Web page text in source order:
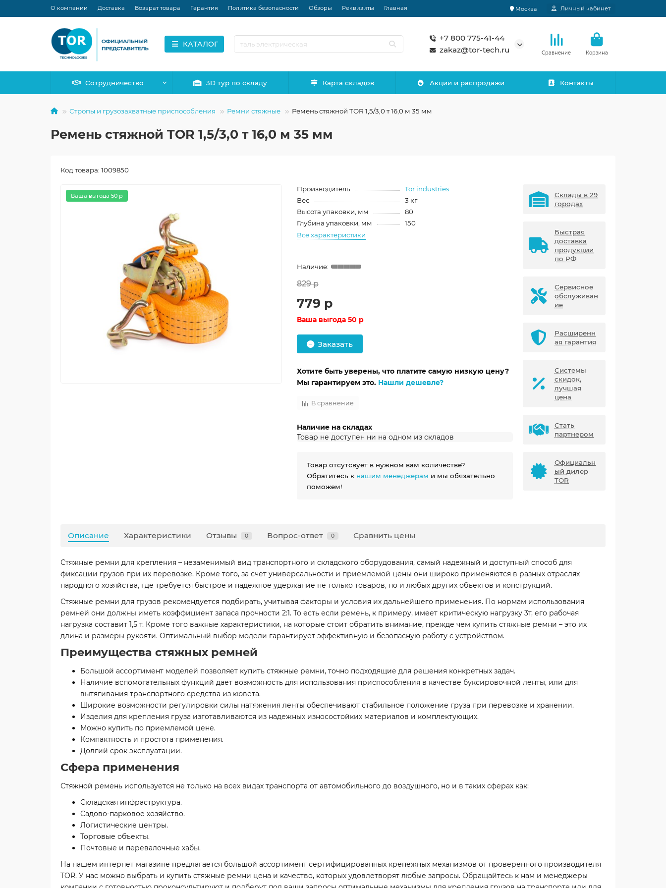
О компании Доставка Возврат товара Гарантия Политика безопасности Обзоры Реквизиты Главная Москва Личный кабинет
КАТАЛОГ
+7 800 775-41-44
zakaz@tor-tech.ru
Сравнение Корзина
Сотрудничество 3D тур по складу Карта складов Акции и распродажи Контакты
Стропы и грузозахватные приспособления Ремни стяжные Ремень стяжной TOR 1,5/3,0 т 16,0 м 35 мм
Ремень стяжной TOR 1,5/3,0 т 16,0 м 35 мм
Код товара: 1009850
Ваша выгода 50 р
Производитель
Tor industries
Вес
3 кг
Высота упаковки, мм
80
Глубина упаковки, мм
150
Все характеристики
829 р
779 р
Ваша выгода 50 р
Заказать
Хотите быть уверены, что платите самую низкую цену?
Мы гарантируем это. Нашли дешевле?
В сравнение
Наличие на складах
Товар не доступен ни на одном из складов
Товар отсутсвует в нужном вам количестве?
Обратитесь к нашим менеджерам и мы обязательно
поможем!
Склады в 29
городах
Быстрая
доставка
продукции
по РФ
Сервисное
обслуживан
ие
Расширенн
ая гарантия
Системы
скидок,
лучшая
цена
Стать
партнером
Официальн
ый дилер
TOR
Описание Характеристики Отзывы 0 Вопрос-ответ 0 Сравнить цены
Стяжные ремни для крепления – незаменимый вид транспортного и складского оборудования, самый надежный и доступный способ для
фиксации грузов при их перевозке. Кроме того, за счет универсальности и приемлемой цены они широко применяются в разных отраслях
народного хозяйства, где требуется быстрое и надежное удержание не только товаров, но и любых других объектов и конструкций.
Стяжные ремни для грузов рекомендуется подбирать, учитывая факторы и условия их дальнейшего применения. По нормам использования
ремней они должны иметь коэффициент запаса прочности 2:1. То есть если ремень, к примеру, имеет критическую нагрузку 3т, его рабочая
нагрузка составит 1,5 т. Кроме того важные характеристики, на которые стоит обратить внимание, прежде чем купить стяжные ремни – это их
длина и размеры рукояти. Оптимальный выбор модели гарантирует эффективную и безопасную работу с устройством.
Преимущества стяжных ремней
Большой ассортимент моделей позволяет купить стяжные ремни, точно подходящие для решения конкретных задач.
Наличие вспомогательных функций дает возможность для использования приспособления в качестве буксировочной ленты, или для
вытягивания транспортного средства из кювета.
Широкие возможности регулировки силы натяжения ленты обеспечивают стабильное положение груза при перевозке и хранении.
Изделия для крепления груза изготавливаются из надежных износостойких материалов и комплектующих.
Можно купить по приемлемой цене.
Компактность и простота применения.
Долгий срок эксплуатации.
Сфера применения
Стяжной ремень используется не только на всех видах транспорта от автомобильного до воздушного, но и в таких сферах как:
Складская инфраструктура.
Садово-парковое хозяйство.
Логистические центры.
Торговые объекты.
Почтовые и перевалочные хабы.
На нашем интернет магазине предлагается большой ассортимент сертифицированных крепежных механизмов от проверенного производителя
TOR. У нас можно выбрать и купить стяжные ремни цена и качество, которых удовлетворят любые запросы. Обращайтесь к нам и менеджеры